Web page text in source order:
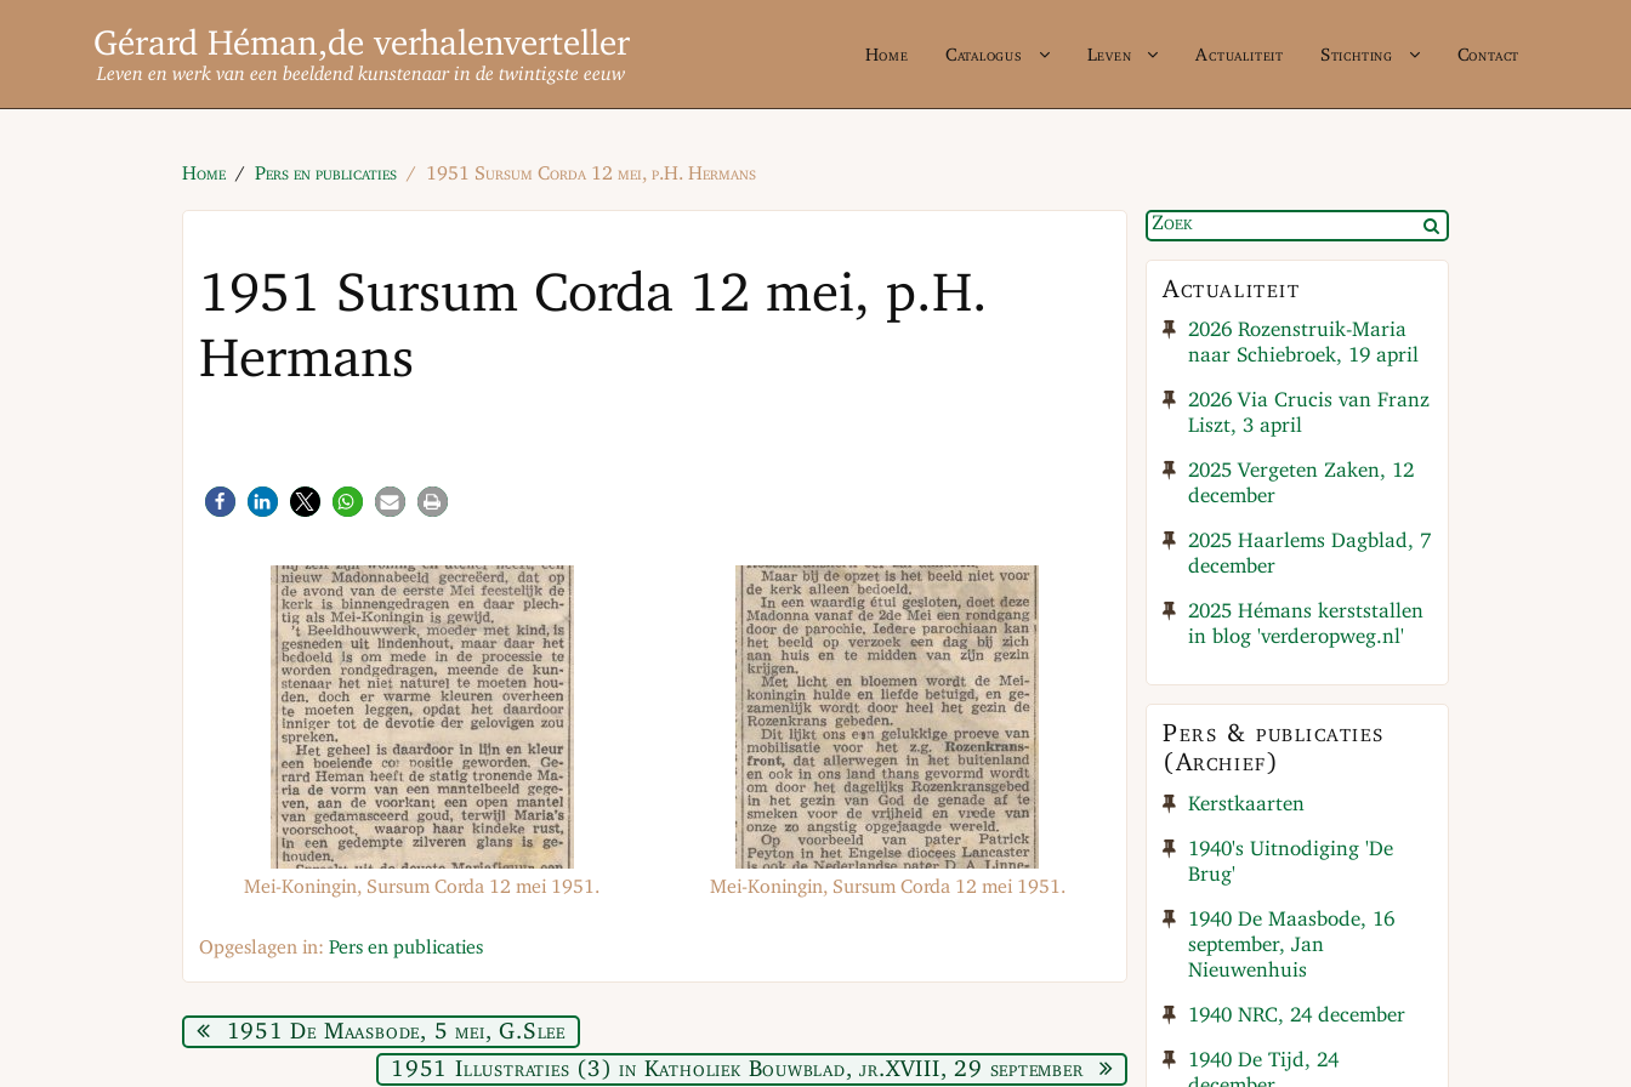
Gérard Héman
Leven en werk van een beeldend kunstenaar in de twintigste eeuw
Home Catalogus Leven Actualiteit Stichting Contact
Home Pers en publicaties 1951 Sursum Corda 12 mei, p.H. Hermans
1951 Sursum Corda 12 mei, p.H.
Hermans
Mei-Koningin, Sursum Corda 12 mei 1951. Mei-Koningin, Sursum Corda 12 mei 1951.
Opgeslagen in: Pers en publicaties
1951 De Maasbode, 5 mei, G.Slee
1951 Illustraties (3) in Katholiek Bouwblad, jr.XVIII, 29 september
Actualiteit
2026 Rozenstruik-Maria
naar Schiebroek, 19 april
2026 Via Crucis van Franz
Liszt, 3 april
2025 Vergeten Zaken, 12
december
2025 Haarlems Dagblad, 7
december
2025 Hémans kerststallen
in blog 'verderopweg.nl'
Pers & publicaties
(Archief)
Kerstkaarten
1940's Uitnodiging 'De
Brug'
1940 De Maasbode, 16
september, Jan
Nieuwenhuis
1940 NRC, 24 december
1940 De Tijd, 24